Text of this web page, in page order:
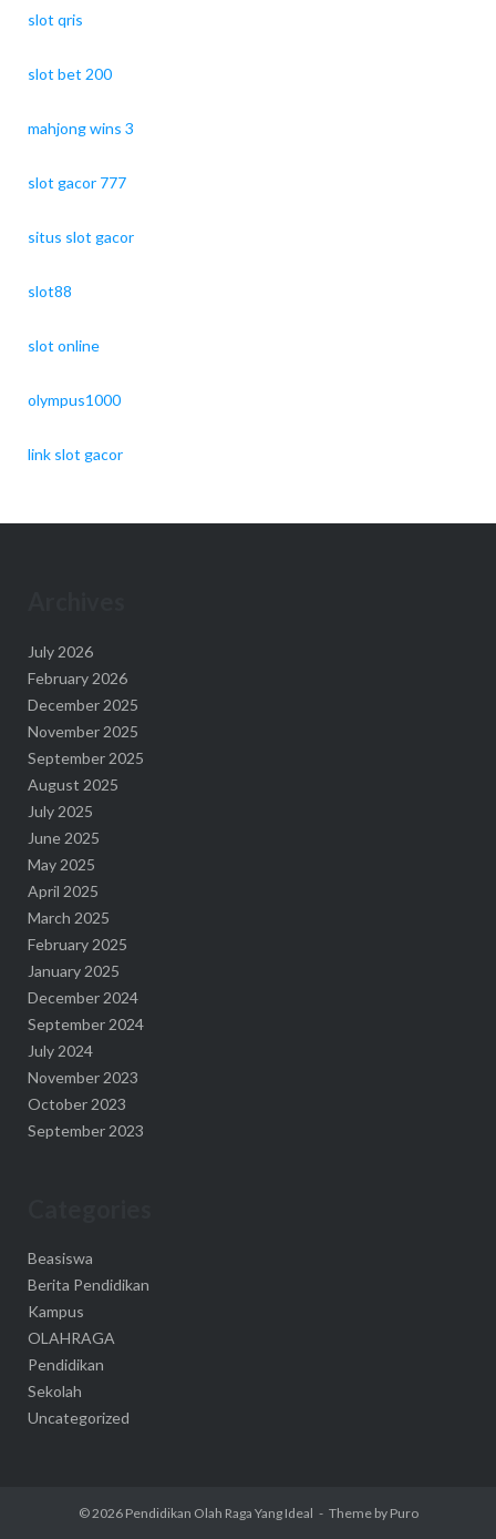
slot qris
slot bet 200
mahjong wins 3
slot gacor 777
situs slot gacor
slot88
slot online
olympus1000
link slot gacor
July 2026
February 2026
December 2025
November 2025
September 2025
August 2025
July 2025
June 2025
May 2025
April 2025
March 2025
February 2025
January 2025
December 2024
September 2024
July 2024
November 2023
October 2023
September 2023
Beasiswa
Berita Pendidikan
Kampus
OLAHRAGA
Pendidikan
Sekolah
Uncategorized
© 2026 Pendidikan Olah Raga Yang Ideal Theme by Puro